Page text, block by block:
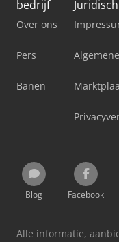
bedrijf
Over ons
Pers
Banen
Juridisch
Blog Facebook
Alle informatie,